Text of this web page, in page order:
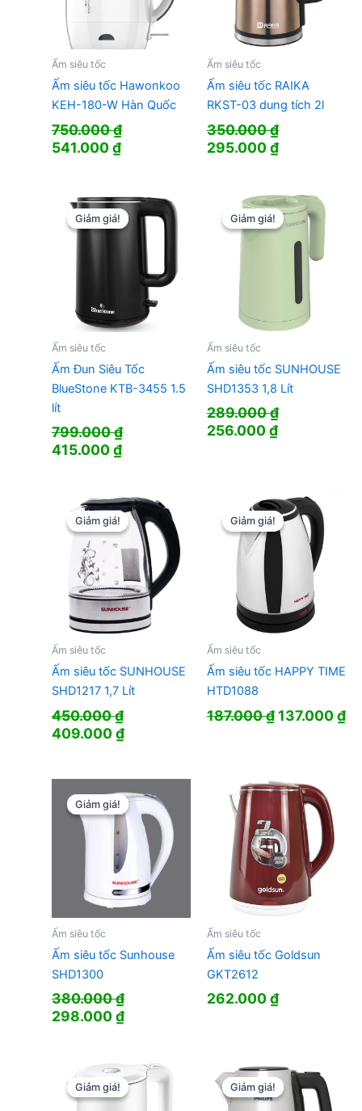
Ấm siêu tốc
Ấm siêu tốc Hawonkoo
KEH-180-W Hàn Quốc
750.000₫
Giá
750.000 ₫.
541.000₫Giá
là:
541.000 ₫.
Ấm siêu tốc
Ấm siêu tốc RAIKA
RKST-03 dung tích 2l
350.000₫
Giá
350.000 ₫.
295.000₫Giá
là:
295.000 ₫.
Giảm giá!
Giảm giá!
Ấm siêu tốc
Ấm Đun Siêu Tốc
BlueStone KTB-3455 1.5
lít
799.000₫
Giá
799.000 ₫.
415.000₫Giá
là:
415.000 ₫.
Giảm giá!
Giảm giá!
Ấm siêu tốc
Ấm siêu tốc SUNHOUSE
SHD1353 1,8 Lít
289.000₫
Giá
256.000₫Giá
256.000 ₫.
Giảm giá!
Giảm giá!
Ấm siêu tốc
Ấm siêu tốc SUNHOUSE
SHD1217 1,7 Lít
450.000₫
Giá
409.000₫Giá
409.000 ₫.
Giảm giá!
Giảm giá!
Ấm siêu tốc
Ấm siêu tốc HAPPY TIME
HTD1088
187.000₫Giá
137.000₫
Giảm giá!
Giảm giá!
Ấm siêu tốc
Ấm siêu tốc Sunhouse
SHD1300
380.000₫
Giá
380.000 ₫.
298.000₫Giá
là:
298.000 ₫.
Ấm siêu tốc
Ấm siêu tốc Goldsun
GKT2612
262.000₫
Giảm giá!
Giảm giá! Giảm giá!
Giảm giá!